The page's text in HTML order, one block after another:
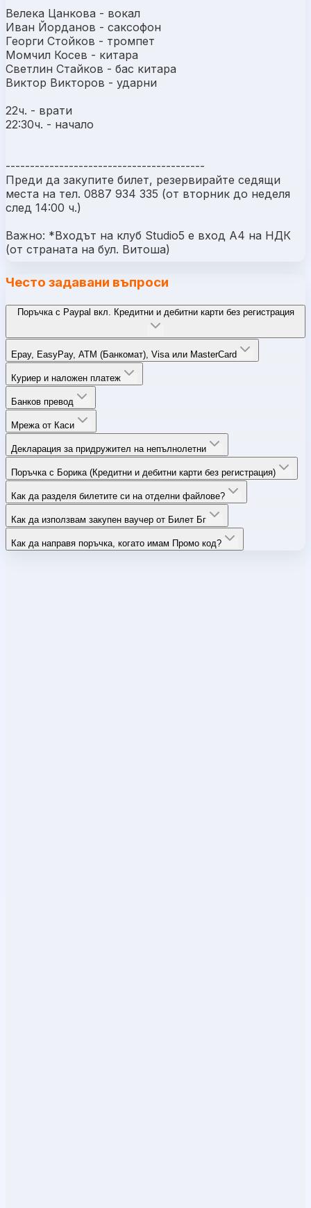
Велека Цанкова - вокал
Иван Йорданов - саксофон
Георги Стойков - тромпет
Момчил Косев - китара
Светлин Стайков - бас китара
Виктор Викторов - ударни
22ч. - врати
22:30ч. - начало
-----------------------------------------
Преди да закупите билет, резервирайте седящи
места на тел. 0887 934 335 (от вторник до неделя
след 14:00 ч.)
Важно: *Входът на клуб Studio5 e вход А4 на НДК
(от страната на бул. Витоша)
Често задавани въпроси
Поръчка с Paypal вкл. Кредитни и дебитни карти без регистрация
Epay, EasyPay, ATM (Банкомат), Visa или MasterCard
Куриер и наложен платеж
Банков превод
Мрежа от Каси
Декларация за придружител на непълнолетни
Поръчка с Борика (Кредитни и дебитни карти без регистрация)
Как да разделя билетите си на отделни файлове?
Как да използвам закупен ваучер от Билет Бг
Как да направя поръчка, когато имам Промо код?